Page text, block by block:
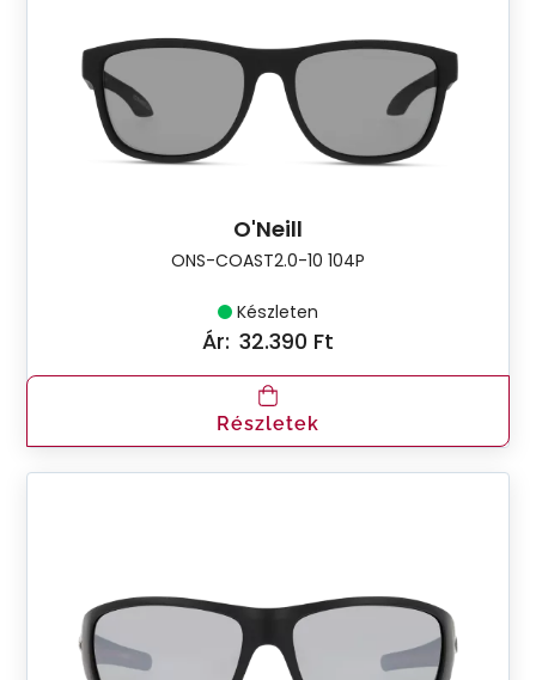
O'Neill
ONS-COAST2.0-10 104P
Készleten
Ár: 32.390 Ft
Részletek